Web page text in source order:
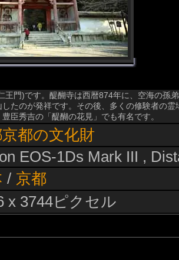
門)です。醍醐寺は西暦874年に、空海の孫
たのが発祥です。その後、多くの修験者の
臣秀吉の「醍醐の花見」でも有名です。
都の文化財
EOS-1Ds Mark III ,
/ 京都
x 3744ピクセル